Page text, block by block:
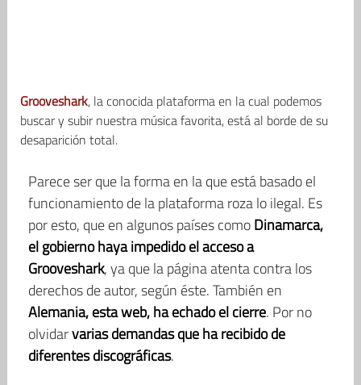
Grooveshark, la conocida plataforma en la cual podemos
buscar y subir nuestra música favorita, está al borde de su
desaparición total.
Parece ser que la forma en la que está basado el
funcionamiento de la plataforma roza lo ilegal. Es
por esto, que en algunos países comoDinamarca,
el gobierno haya impedido el acceso a
Grooveshark, ya que la página atenta contra los
derechos de autor, según éste. También en
Alemania, esta web, ha echado el cierre. Por no
olvidarvarias demandas que ha recibido de
diferentes discográficas.